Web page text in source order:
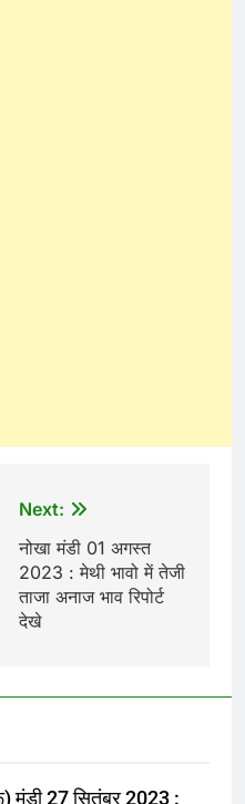
Next:
नोखा मंडी 01 अगस्त
2023 : मेथी भावो में तेजी
ताजा अनाज भाव रिपोर्ट
देखे
मंडी 27 सितंबर 2023 :